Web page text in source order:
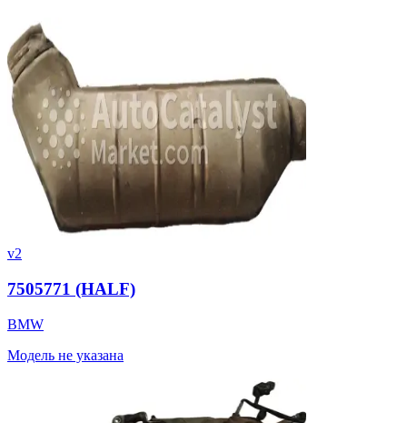
v2
7505771 (HALF)
BMW
Модель не указана